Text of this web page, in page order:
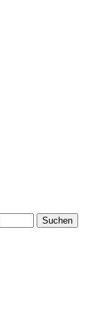
Suchen